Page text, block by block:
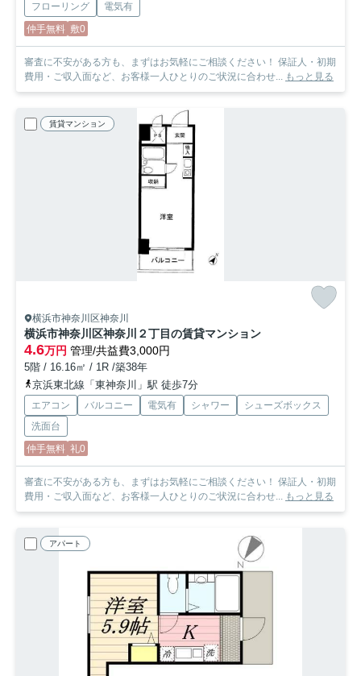
フローリング
電気有
仲手無料 敷0
審査に不安がある方も、まずはお気軽にご相談ください！ 保証人・初期
費用・ご収入面など、お客様一人ひとりのご状況に合わせ... もっと見る
賃貸マンション
横浜市神奈川区神奈川
横浜市神奈川区神奈川２丁目の賃貸マンション
4.6万円 管理/共益費3,000円
5階 / 16.16㎡ / 1R /築38年
京浜東北線「東神奈川」駅 徒歩7分
エアコン バルコニー 電気有 シャワー
シューズボックス
洗面台
仲手無料 礼0
審査に不安がある方も、まずはお気軽にご相談ください！ 保証人・初期
費用・ご収入面など、お客様一人ひとりのご状況に合わせ... もっと見る
アパート